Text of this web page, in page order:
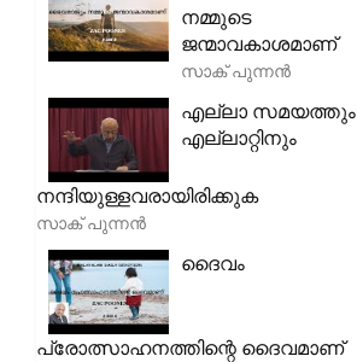
നമ്മുടെ
ജന്മാവകാശമാണ്
സാക് പുന്നൻ
എല്ലാ സമയത്തും
എല്ലാറ്റിനും
നന്ദിയുള്ളവരായിരിക്കുക
സാക് പുന്നൻ
ദൈവം
പ്രോത്സാഹനത്തിന്റെ ദൈവമാണ്